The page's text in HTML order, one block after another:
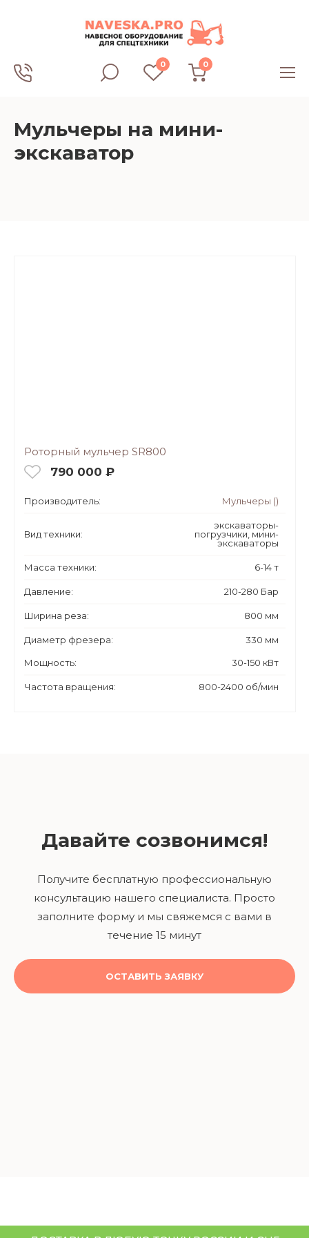
0 0
Мульчеры на мини-
экскаватор
Роторный мульчер SR800
790 000 ₽
Производитель: Мульчеры ()
Вид техники:
экскаваторы-
погрузчики, мини-
экскаваторы
Масса техники: 6-14 т
Давление: 210-280 Бар
Ширина реза: 800 мм
Диаметр фрезера: 330 мм
Мощность: 30-150 кВт
Частота вращения: 800-2400 об/мин
Давайте созвонимся!
Получите бесплатную профессиональную
консультацию нашего специалиста. Просто
заполните форму и мы свяжемся с вами в
течение 15 минут
ОСТАВИТЬ ЗАЯВКУ